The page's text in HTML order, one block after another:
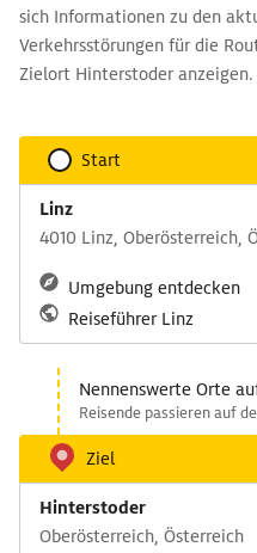
sich Informationen zu den
Verkehrsstörungen für die
Zielort Hinterstoder anzeigen.
Start
Linz
4010 Linz, Oberösterreich,
Umgebung entdecken
Reiseführer Linz
Nennenswerte Orte
Reisende passieren auf
Ziel
Hinterstoder
Oberösterreich, Österreich